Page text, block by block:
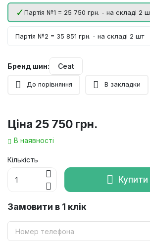
Партія №1 = 25 750 грн. - на складі 2
Партія №2 = 35 851 грн. - на складі 2 шт
Бренд шин: Ceat
До порівняння В закладки
Ціна 25 750 грн.
В наявності
Кількість
Замовити в 1 клік